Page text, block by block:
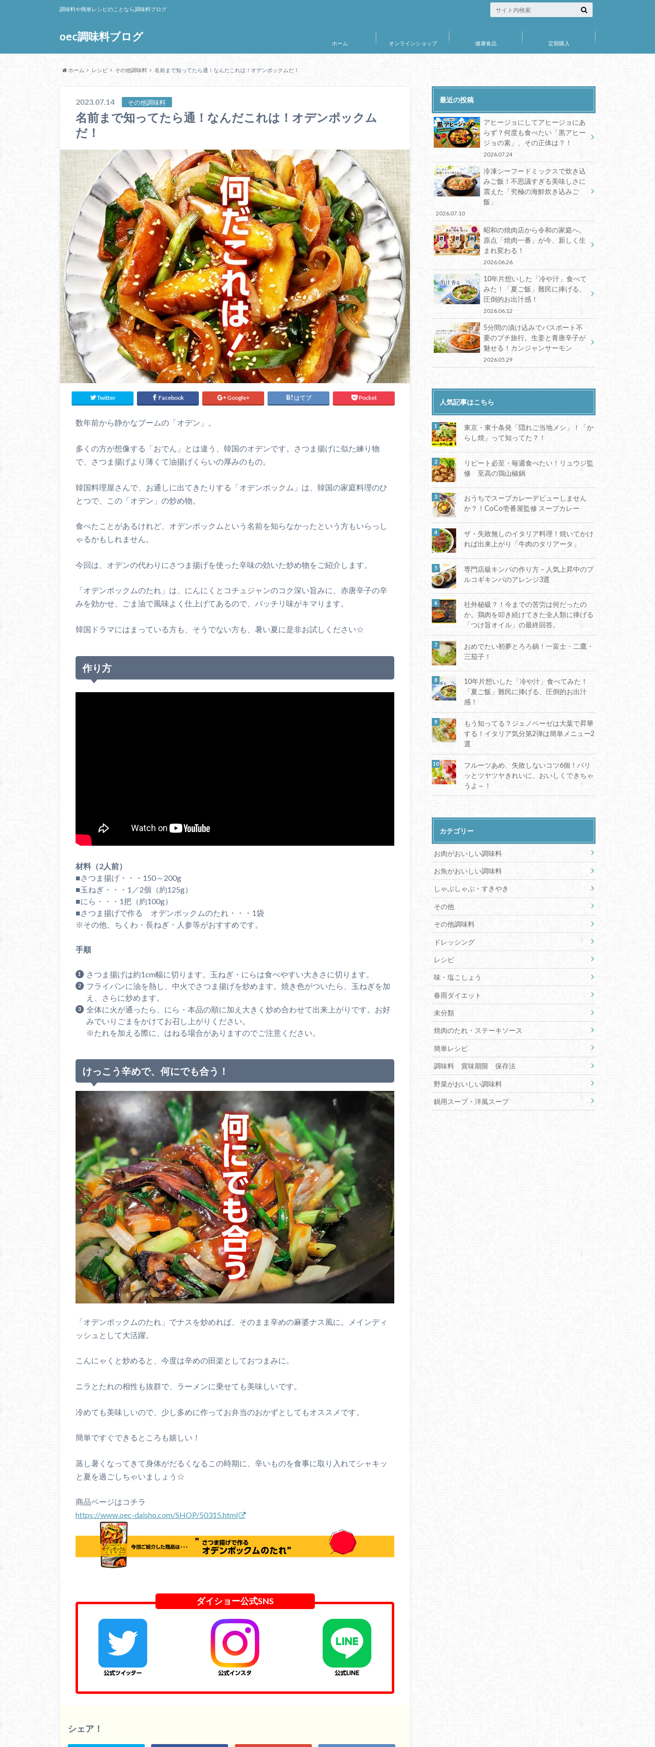
oec調味料ブログ
調味料や簡単レシピのことなら調味料ブログ
ホーム オンラインショップ 健康食品 定期購入
ホーム レシピ その他調味料 名前まで知ってたら通！なんだこれは！オデンポックムだ！
2023.07.14 その他調味料
名前まで知ってたら通！なんだこれは！オデンポックム
だ！
Twitter Facebook Google+ はてブ Pocket
数年前から静かなブームの「オデン」。
多くの方が想像する「おでん」とは違う、韓国のオデンです。さつま揚げに似た練り物
で、さつま揚げより薄くて油揚げくらいの厚みのもの。
韓国料理屋さんで、お通しに出てきたりする「オデンポックム」は、韓国の家庭料理のひ
とつで、この「オデン」の炒め物。
食べたことがあるけれど、オデンポックムという名前を知らなかったという方もいらっし
ゃるかもしれません。
今回は、オデンの代わりにさつま揚げを使った辛味の効いた炒め物をご紹介します。
「オデンポックムのたれ」は、にんにくとコチュジャンのコク深い旨みに、赤唐辛子の辛
みを効かせ、ごま油で風味よく仕上げてあるので、バッチリ味がキマります。
韓国ドラマにはまっている方も、そうでない方も、暑い夏に是非お試しください☆
作り方
材料（2人前）
■さつま揚げ・・・150～200g
■玉ねぎ・・・1／2個（約125g）
■にら・・・1把（約100g）
■さつま揚げで作る オデンポックムのたれ・・・1袋
※その他、ちくわ・長ねぎ・人参等がおすすめです。
手順
さつま揚げは約1cm幅に切ります。玉ねぎ・にらは食べやすい大きさに切ります。
フライパンに油を熱し、中火でさつま揚げを炒めます。焼き色がついたら、玉ねぎを加
え、さらに炒めます。
全体に火が通ったら、にら・本品の順に加え大きく炒め合わせて出来上がりです。お好
みでいりごまをかけてお召し上がりください。
※たれを加える際に、はねる場合がありますのでご注意ください。
けっこう辛めで、何にでも合う！
「オデンポックムのたれ」でナスを炒めれば、そのまま辛めの麻婆ナス風に。メインディ
ッシュとして大活躍。
こんにゃくと炒めると、今度は辛めの田楽としておつまみに。
ニラとたれの相性も抜群で、ラーメンに乗せても美味しいです。
冷めても美味しいので、少し多めに作ってお弁当のおかずとしてもオススメです。
簡単ですぐできるところも嬉しい！
蒸し暑くなってきて身体がだるくなるこの時期に、辛いものを食事に取り入れてシャキッ
と夏を過ごしちゃいましょう☆
商品ページはコチラ
https://www.oec-daisho.com/SHOP/50315.html
ダイショー公式SNS
シェア！
最近の投稿
アヒージョにしてアヒージョにあ
らず？何度も食べたい「黒アヒー
ジョの素」、その正体は？！
2026.07.24
冷凍シーフードミックスで炊き込
みご飯！不思議すぎる美味しさに
震えた「究極の海鮮炊き込みご
飯」
2026.07.10
昭和の焼肉店から令和の家庭へ。
原点「焼肉一番」が今、新しく生
まれ変わる！
2026.06.26
10年片想いした「冷や汁」食べて
みた！「夏ご飯」難民に捧げる、
圧倒的お出汁感！
2026.06.12
5分間の漬け込みでパスポート不
要のプチ旅行。生姜と青唐辛子が
魅せる！カンジャンサーモン
2026.05.29
人気記事はこちら
東京・東十条発「隠れご当地メシ」！「か
らし焼」って知ってた？！
リピート必至・毎週食べたい！リュウジ監
修 至高の鶏山椒鍋
おうちでスープカレーデビューしません
か？！CoCo壱番屋監修 スープカレー
ザ・失敗無しのイタリア料理！焼いてかけ
れば出来上がり「牛肉のタリアータ」
専門店級キンパの作り方 – 人気上昇中のプ
ルコギキンパのアレンジ3選
社外秘級？！今までの苦労は何だったの
か。鶏肉を叩き続けてきた全人類に捧げる
「つけ旨オイル」の最終回答。
おめでたい初夢とろろ鍋！一富士・二鷹・
三茄子！
10年片想いした「冷や汁」食べてみた！
「夏ご飯」難民に捧げる、圧倒的お出汁
感！
もう知ってる？ジェノベーゼは大葉で昇華
する！イタリア気分第2弾は簡単メニュー2
選
フルーツあめ、失敗しないコツ6個！パリ
ッとツヤツヤきれいに、おいしくできちゃ
うよ～！
カテゴリー
お肉がおいしい調味料
お魚がおいしい調味料
しゃぶしゃぶ・すきやき
その他
その他調味料
ドレッシング
レシピ
味・塩こしょう
春雨ダイエット
未分類
焼肉のたれ・ステーキソース
簡単レシピ
調味料 賞味期限 保存法
野菜がおいしい調味料
鍋用スープ・洋風スープ